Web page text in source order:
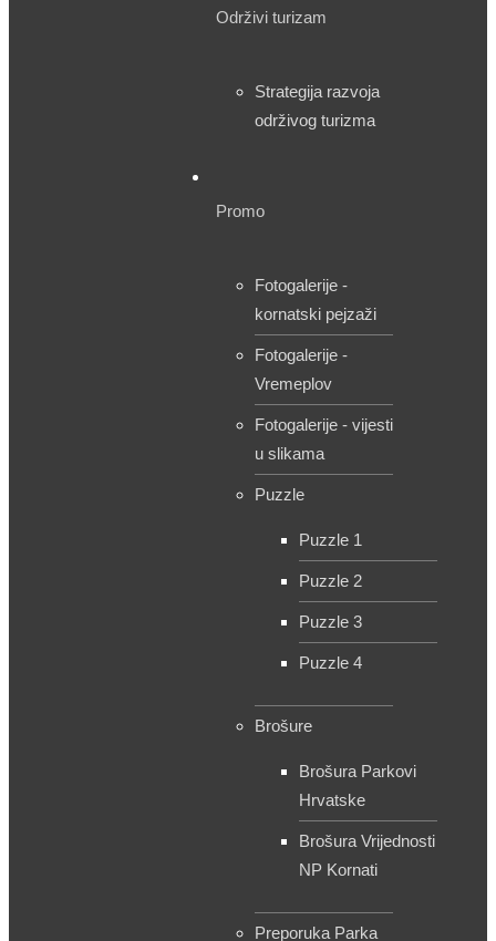
Održivi turizam
Strategija razvoja
održivog turizma
Promo
Fotogalerije -
kornatski pejzaži
Fotogalerije -
Vremeplov
Fotogalerije - vijesti
u slikama
Puzzle
Puzzle 1
Puzzle 2
Puzzle 3
Puzzle 4
Brošure
Brošura Parkovi
Hrvatske
Brošura Vrijednosti
NP Kornati
Preporuka Parka